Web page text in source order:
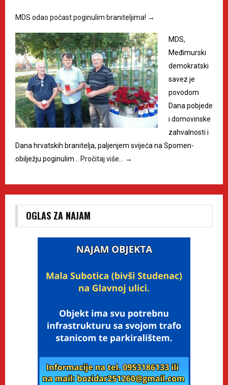
MDS odao počast poginulim braniteljima! →
MDS,
Međimurski
demokratski
savez je
povodom
Dana pobjede
i domovinske
zahvalnosti i
Dana hrvatskih branitelja, paljenjem svijeća na Spomen-
obilježju poginulim… Pročitaj više… →
OGLAS ZA NAJAM